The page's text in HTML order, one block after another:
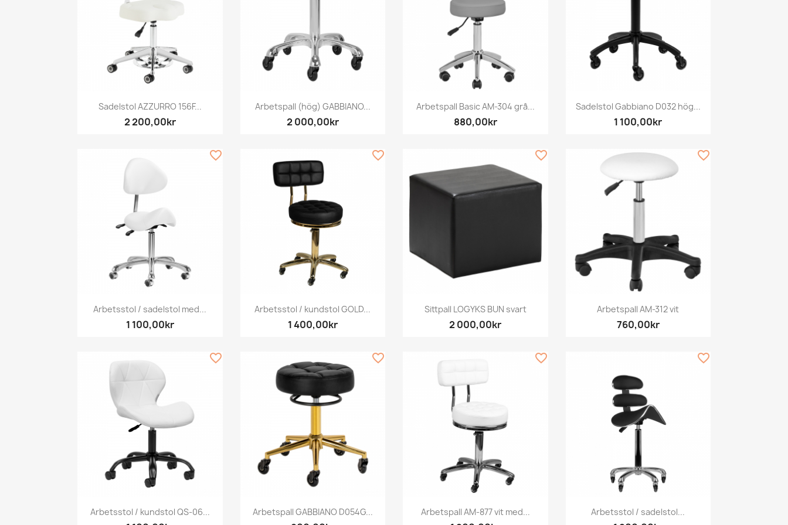
 Snabbvy
Sadelstol AZZURRO 156F...
2 200,00kr
Snabbvy
Arbetspall (hög) GABBIANO...
2 000,00kr
Snabbvy
Arbetspall Basic AM-304 grå...
880,00kr
Snabbvy
Sadelstol Gabbiano D032 hög...
1 100,00kr
 Snabbvy
Arbetsstol / sadelstol med...
1 100,00kr
favorite_border
 Snabbvy
Arbetsstol / kundstol GOLD...
1 400,00kr
favorite_border
Snabbvy
Sittpall LOGYKS BUN svart
2 000,00kr
favorite_border
Snabbvy
Arbetspall AM-312 vit
760,00kr
favorite_border
Snabbvy
Arbetsstol / kundstol QS-06...
favorite_border
Snabbvy
Arbetspall GABBIANO D054G...
favorite_border
 Snabbvy
Arbetspall AM-877 vit med...
favorite_border
Snabbvy
Arbetsstol / sadelstol...
favorite_border